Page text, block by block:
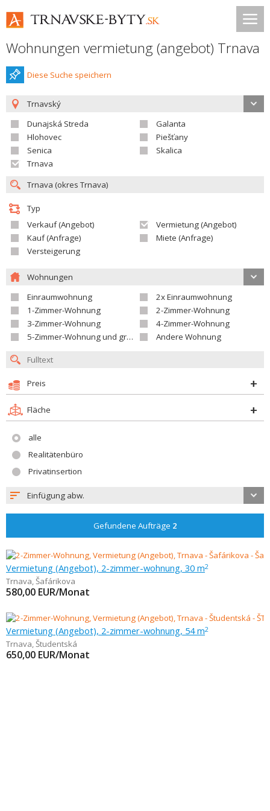
Wohnungen vermietung (angebot) Trnava
Diese Suche speichern
Trnavský
Dunajská Streda
Galanta
Hlohovec
Piešťany
Senica
Skalica
Trnava
Typ
Verkauf (Angebot)
Vermietung (Angebot)
Kauf (Anfrage)
Miete (Anfrage)
Versteigerung
Wohnungen
Einraumwohnung
2x Einraumwohnung
1-Zimmer-Wohnung
2-Zimmer-Wohnung
3-Zimmer-Wohnung
4-Zimmer-Wohnung
5-Zimmer-Wohnung und größer
Andere Wohnung
Preis
Fläche
alle
Realitätenbüro
Privatinsertion
Einfügung abw.
Gefundene Aufträge 2
Vermietung (Angebot), 2-zimmer-wohnung, 30 m2
Trnava,Šafárikova
580,00 EUR/Monat
Vermietung (Angebot), 2-zimmer-wohnung, 54 m2
Trnava,Študentská
650,00 EUR/Monat